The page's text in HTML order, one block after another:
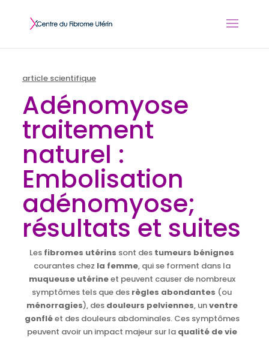
article scientifique
Adénomyose
traitement
naturel :
Embolisation
adénomyose;
résultats et suites
Les fibromes utérins sont des tumeurs bénignes
courantes chez la femme, qui se forment dans la
muqueuse utérineet peuvent causer de nombreux
symptômes tels que des règles abondantes (ou
ménorragies), des douleurs pelviennes, unventre
gonfléet des douleurs abdominales. Ces symptômes
peuvent avoir un impact majeur sur la qualité de vie